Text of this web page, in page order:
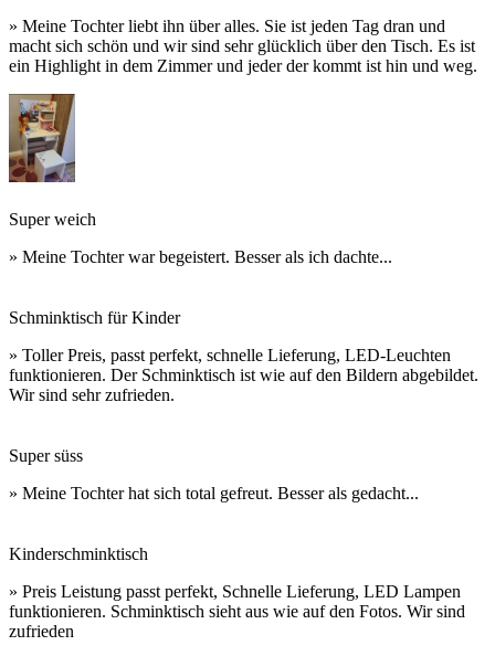
» Meine Tochter liebt ihn über alles. Sie ist jeden Tag dran und
macht sich schön und wir sind sehr glücklich über den Tisch. Es ist
ein Highlight in dem Zimmer und jeder der kommt ist hin und weg.
Super weich
» Meine Tochter war begeistert. Besser als ich dachte...
Schminktisch für Kinder
» Toller Preis, passt perfekt, schnelle Lieferung, LED-Leuchten
funktionieren. Der Schminktisch ist wie auf den Bildern abgebildet.
Wir sind sehr zufrieden.
Super süss
» Meine Tochter hat sich total gefreut. Besser als gedacht...
Kinderschminktisch
» Preis Leistung passt perfekt, Schnelle Lieferung, LED Lampen
funktionieren. Schminktisch sieht aus wie auf den Fotos. Wir sind
zufrieden